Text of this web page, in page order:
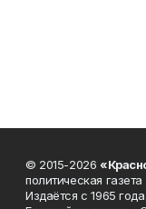
© 2015-2026
политическая
Издаётся с 1965 года.